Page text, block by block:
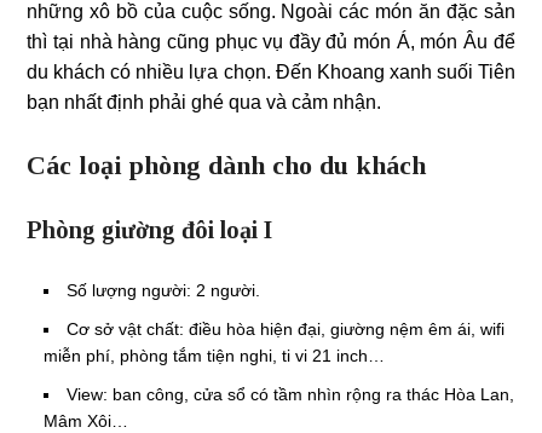
những xô bồ của cuộc sống. Ngoài các món ăn đặc sản
thì tại nhà hàng cũng phục vụ đầy đủ món Á, món Âu để
du khách có nhiều lựa chọn. Đến Khoang xanh suối Tiên
bạn nhất định phải ghé qua và cảm nhận.
Các loại phòng dành cho du khách
Phòng giường đôi loại I
Số lượng người: 2 người.
Cơ sở vật chất: điều hòa hiện đại, giường nệm êm ái, wifi
miễn phí, phòng tắm tiện nghi, ti vi 21 inch…
View: ban công, cửa sổ có tầm nhìn rộng ra thác Hòa Lan,
Mâm Xôi…